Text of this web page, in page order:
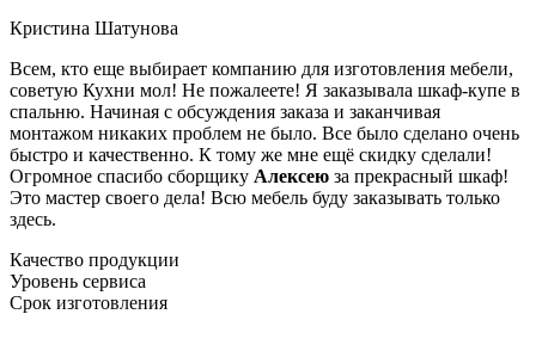
Кристина Шатунова
Всем, кто еще выбирает компанию для изготовления мебели,
советую Кухни мол! Не пожалеете! Я заказывала шкаф-купе в
спальню. Начиная с обсуждения заказа и заканчивая
монтажом никаких проблем не было. Все было сделано очень
быстро и качественно. К тому же мне ещё скидку сделали!
Огромное спасибо сборщику Алексею за прекрасный шкаф!
Это мастер своего дела! Всю мебель буду заказывать только
здесь.
Качество продукции
Уровень сервиса
Срок изготовления